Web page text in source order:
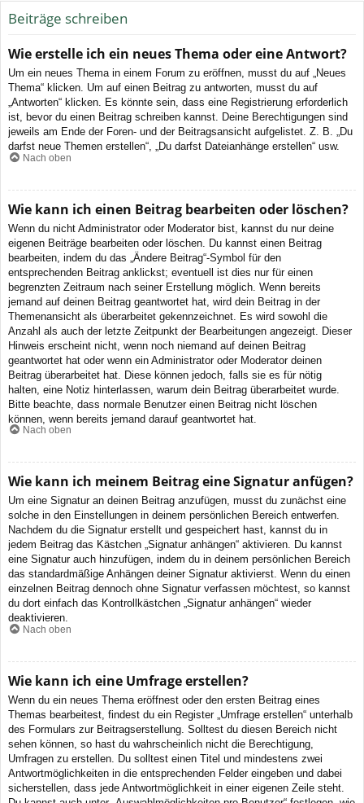
Beiträge schreiben
Wie erstelle ich ein neues Thema oder eine Antwort?
Um ein neues Thema in einem Forum zu eröffnen, musst du auf „Neues
Thema“ klicken. Um auf einen Beitrag zu antworten, musst du auf
„Antworten“ klicken. Es könnte sein, dass eine Registrierung erforderlich
ist, bevor du einen Beitrag schreiben kannst. Deine Berechtigungen sind
jeweils am Ende der Foren- und der Beitragsansicht aufgelistet. Z. B. „Du
darfst neue Themen erstellen“, „Du darfst Dateianhänge erstellen“ usw.
Nach oben
Wie kann ich einen Beitrag bearbeiten oder löschen?
Wenn du nicht Administrator oder Moderator bist, kannst du nur deine
eigenen Beiträge bearbeiten oder löschen. Du kannst einen Beitrag
bearbeiten, indem du das „Ändere Beitrag“-Symbol für den
entsprechenden Beitrag anklickst; eventuell ist dies nur für einen
begrenzten Zeitraum nach seiner Erstellung möglich. Wenn bereits
jemand auf deinen Beitrag geantwortet hat, wird dein Beitrag in der
Themenansicht als überarbeitet gekennzeichnet. Es wird sowohl die
Anzahl als auch der letzte Zeitpunkt der Bearbeitungen angezeigt. Dieser
Hinweis erscheint nicht, wenn noch niemand auf deinen Beitrag
geantwortet hat oder wenn ein Administrator oder Moderator deinen
Beitrag überarbeitet hat. Diese können jedoch, falls sie es für nötig
halten, eine Notiz hinterlassen, warum dein Beitrag überarbeitet wurde.
Bitte beachte, dass normale Benutzer einen Beitrag nicht löschen
können, wenn bereits jemand darauf geantwortet hat.
Nach oben
Wie kann ich meinem Beitrag eine Signatur anfügen?
Um eine Signatur an deinen Beitrag anzufügen, musst du zunächst eine
solche in den Einstellungen in deinem persönlichen Bereich entwerfen.
Nachdem du die Signatur erstellt und gespeichert hast, kannst du in
jedem Beitrag das Kästchen „Signatur anhängen“ aktivieren. Du kannst
eine Signatur auch hinzufügen, indem du in deinem persönlichen Bereich
das standardmäßige Anhängen deiner Signatur aktivierst. Wenn du einen
einzelnen Beitrag dennoch ohne Signatur verfassen möchtest, so kannst
du dort einfach das Kontrollkästchen „Signatur anhängen“ wieder
deaktivieren.
Nach oben
Wie kann ich eine Umfrage erstellen?
Wenn du ein neues Thema eröffnest oder den ersten Beitrag eines
Themas bearbeitest, findest du ein Register „Umfrage erstellen“ unterhalb
des Formulars zur Beitragserstellung. Solltest du diesen Bereich nicht
sehen können, so hast du wahrscheinlich nicht die Berechtigung,
Umfragen zu erstellen. Du solltest einen Titel und mindestens zwei
Antwortmöglichkeiten in die entsprechenden Felder eingeben und dabei
sicherstellen, dass jede Antwortmöglichkeit in einer eigenen Zeile steht.